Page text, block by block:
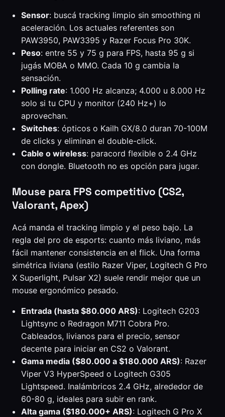
Sensor: buscá tracking limpio sin smoothing ni
aceleración. Los actuales referentes son
PAW3950, PAW3395 y Razer Focus Pro 30K.
Peso: entre 55 y 75 g para FPS, hasta 95 g si
jugás MOBA o MMO. Cada 10 g cambia la
sensación.
Polling rate: 1.000 Hz alcanza; 4.000 u 8.000 Hz
solo si tu CPU y monitor (240 Hz+) lo
aprovechan.
Switches: ópticos o Kailh GX/8.0 duran 70-100M
de clicks y eliminan el double-click.
Cable o wireless: paracord flexible o 2.4 GHz
con dongle. Bluetooth no es opción para jugar.
Mouse para FPS competitivo (CS2,
Valorant, Apex)
Acá manda el tracking limpio y el peso bajo. La
regla del pro de esports: cuanto más liviano, más
fácil mantener consistencia en el flick. Una forma
simétrica liviana (estilo Razer Viper, Logitech G Pro
X Superlight, Pulsar X2) suele rendir mejor que un
mouse ergonómico pesado.
Entrada (hasta $80.000 ARS): Logitech G203
Lightsync o Redragon M711 Cobra Pro.
Cableados, livianos para el precio, sensor
decente para iniciar en CS2 o Valorant.
Gama media ($80.000 a $180.000 ARS): Razer
Viper V3 HyperSpeed o Logitech G305
Lightspeed. Inalámbricos 2.4 GHz, alrededor de
60-80 g, ideales para subir en rank.
Alta gama ($180.000+ ARS): Logitech G Pro X